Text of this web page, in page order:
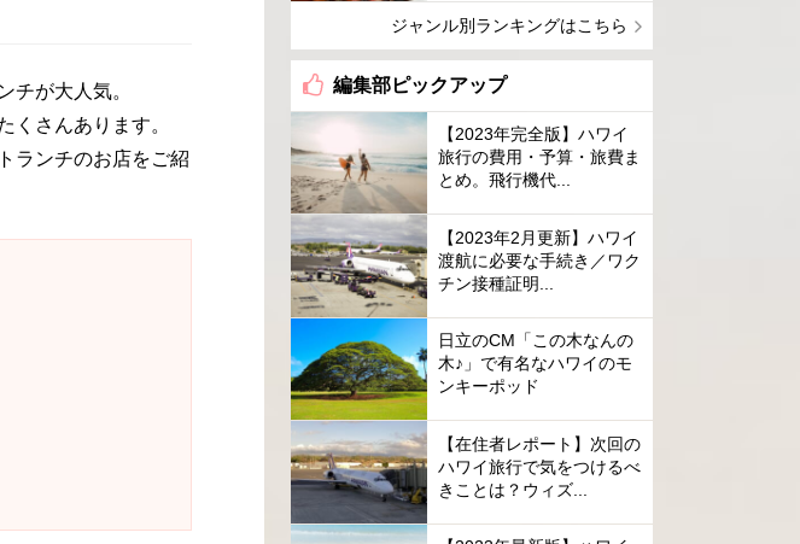
チが大人気。
くさんあります。
ランチのお店をご紹
ジャンル別ランキングはこちら
編集部ピックアップ
【2023年完全版】ハワイ
旅行の費用・予算・旅費ま
とめ。飛行機代...
【2023年2月更新】ハワイ
渡航に必要な手続き／ワク
チン接種証明...
日立のCM「この木なんの
木♪」で有名なハワイのモ
ンキーポッド
【在住者レポート】次回の
ハワイ旅行で気をつけるべ
きことは？ウィズ...